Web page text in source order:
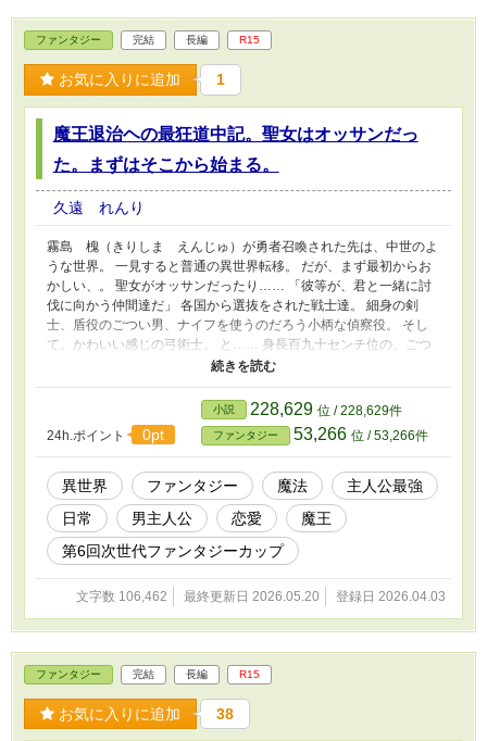
ファンタジー 完結 長編 R15
お気に入りに追加 1
魔王退治ヘの最狂道中記。聖女はオッサンだっ
た。まずはそこから始まる。
久遠 れんり
霧島 槐（きりしま えんじゅ）が勇者召喚された先は、中世のよ
うな世界。 一見すると普通の異世界転移。 だが、まず最初からお
かしい、。 聖女がオッサンだったり…… 「彼等が、君と一緒に討
伐に向かう仲間達だ」 各国から選抜をされた戦士達。 細身の剣
士、盾役のごつい男、ナイフを使うのだろう小柄な偵察役。 そし
て、かわいい感じの弓術士。 と…… 身長百九十センチ位の、ごつ
い体。 女装したオッサンが一人…… 聖女…… だと…… 「治癒
く礼を取ってくる。 周りは、表情を殺して沈黙中。 「では仲良
く、修練に励め」 宰相はそう言って、そそくさと場を離れた。 し
ばらくは、不定期更新。 フォローよろしくです。 この物語は、演
出として、飲酒や喫煙、禁止薬物の使用、暴力行為等書かれていま
すが、法律・法令に反する行為を容認・推奨するものではありませ
ん。またこの物語はフィクションです。実在の人物や団体、事件な
どとは関係ありません。
24h.ポイント 0pt
小説 228,629 位 / 228,629件
ファンタジー 53,266 位 / 53,266件
異世界 ファンタジー 魔法
主人公最強
日常
男主人公 恋愛
魔王
第6回次世代ファンタジーカップ
文字数 106,462 最終更新日 2026.05.20 登録日 2026.04.03
ファンタジー 完結 長編 R15
お気に入りに追加 38